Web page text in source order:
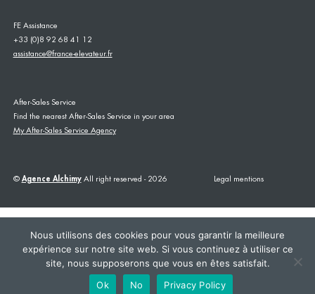
+33383233132
FE Assistance
+33 (0)8 92 68 41 12
assistance@france-elevateur.fr
After-Sales Service
Find the nearest After-Sales Service in your area
My After-Sales Service Agency
© Agence AlchimyAll right reserved - 2026 Legal mentions
This site is registered on wpml.org
as a development site. Switch to a production
site key toremove this banner.
Nous utilisons des cookies pour vous garantir la meilleure
expérience sur notre site web. Si vous continuez à utiliser ce
site, nous supposerons que vous en êtes satisfait.
Ok
No Privacy Policy